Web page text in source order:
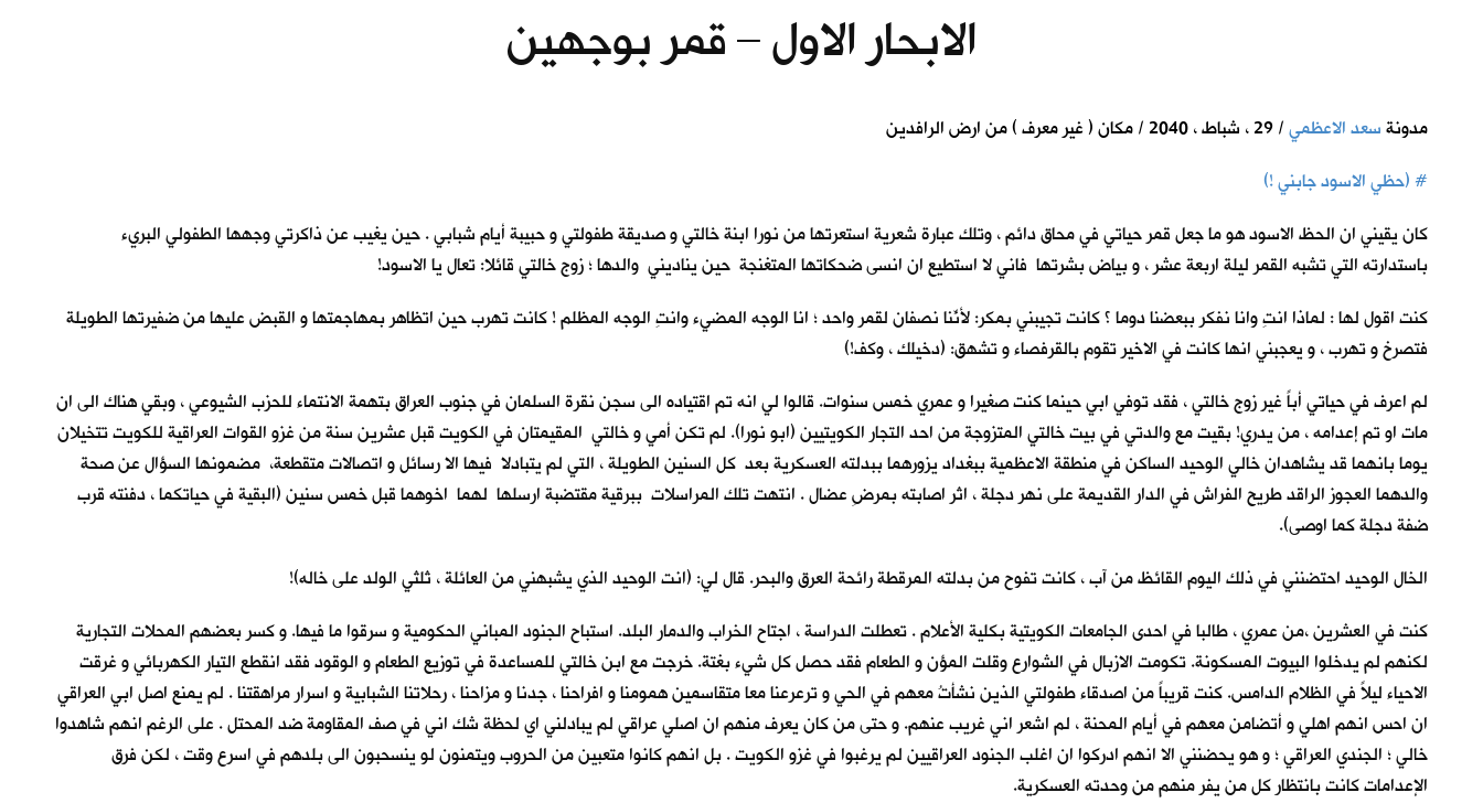
الابحار الاول – قمر بوجهين
مدونةسعد الاعظمي/ 29 ، شباط ، 2040 / مكان ( غير معرف ) من ارض الرافدين
#(حظي الاسود جابني !)
كان يقيني ان الحظ الاسود هو ما جعل قمر حياتي في محاق دائم ، وتلك عبارة شعرية استعرتها من نورا ابنة خالتي و صديقة طفولتي و حبيبة أيام شبابي . حين يغيب عن ذاكرتي وجهها الطفولي البريء
باستدارته التي تشبه القمر ليلة اربعة عشر ، و بياض بشرتها فاني لا استطيع ان انسى ضحكاتها المتغنجة حين يناديني والدها ؛ زوج خالتي قائلا: تعال يا الاسود!
كنت اقول لها : لماذا انتِ وانا نفكر ببعضنا دوما ؟ كانت تجيبني بمكر: لأنّنا نصفانِ لقمر واحد ؛ انا الوجه المضيء وانتِ الوجه المظلم ! كانت تهرب حين اتظاهر بمهاجمتها و القبض عليها من ضفيرتها الطويلة
فتصرخ و تهرب ، و يعجبني انها كانت في الاخير تقوم بالقرفصاء و تشهق: (دخيلك ، وكف!)
لم اعرف في حياتي أباً غير زوج خالتي ، فقد توفي ابي حينما كنت صغيرا و عمري خمس سنوات. قالوا لي انه تم اقتياده الى سجن نقرة السلمان في جنوب العراق بتهمة الانتماء للحزب الشيوعي ، وبقي هناك الى ان
مات او تم إعدامه ، من يدري! بقيت مع والدتي في بيت خالتي المتزوجة من احد التجار الكويتيين (ابو نورا). لم تكن أمي و خالتي المقيمتان في الكويت قبل عشرين سنة من غزو القوات العراقية للكويت تتخيلان
يوما بانهما قد يشاهدان خالي الوحيد الساكن في منطقة الاعظمية ببغداد يزورهما ببدلته العسكرية بعد كل السنين الطويلة ، التي لم يتبادلا فيها الا رسائل و اتصالات متقطعة، مضمونها السؤال عن صحة
والدهما العجوز الراقد طريح الفراش في الدار القديمة على نهر دجلة ، اثر اصابته بمرضِ عضال . انتهت تلك المراسلات ببرقية مقتضبة ارسلها لهما اخوهما قبل خمس سنين (البقية في حياتكما ، دفنته قرب
ضفة دجلة كما اوصى).
الخال الوحيد احتضنني في ذلك اليوم القائظ من آب ، كانت تفوح من بدلته المرقطة رائحة العرق والبحر. قال لي: (انت الوحيد الذي يشبهني من العائلة ، ثلثي الولد على خاله)!
كنت في العشرين ،من عمري ، طالبا في احدى الجامعات الكويتية بكلية الأعلام . تعطلت الدراسة ، اجتاح الخراب والدمار البلد. استباح الجنود المباني الحكومية و سرقوا ما فيها. و كسر بعضهم المحلات التجارية
لكنهم لم يدخلوا البيوت المسكونة. تكومت الازبال في الشوارع وقلت المؤن و الطعام فقد حصل كل شيء بغتة. خرجت مع ابن خالتي للمساعدة في توزيع الطعام و الوقود فقد انقطع التيار الكهربائي و غرقت
الاحياء ليلاً في الظلام الدامس. كنت قريباً من اصدقاء طفولتي الذين نشأتُ معهم في الحي و ترعرعنا معا متقاسمين همومنا و افراحنا ، جدنا و مزاحنا ، رحلاتنا الشبابية و اسرار مراهقتنا . لم يمنع اصل ابي العراقي
ان احس انهم اهلي و أتضامن معهم في أيام المحنة ، لم اشعر اني غريب عنهم. و حتى من كان يعرف منهم ان اصلي عراقي لم يبادلني اي لحظة شك اني في صف المقاومة ضد المحتل . على الرغم انهم شاهدوا
خالي ؛ الجندي العراقي ؛ و هو يحضنني الا انهم ادركوا ان اغلب الجنود العراقيين لم يرغبوا في غزو الكويت . بل انهم كانوا متعبين من الحروب ويتمنون لو ينسحبون الى بلدهم في اسرع وقت ، لكن فرق
الإعدامات كانت بانتظار كل من يفر منهم من وحدته العسكرية.